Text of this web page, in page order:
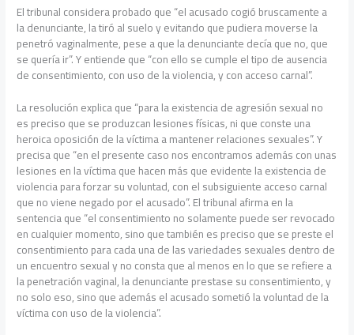
El tribunal considera probado que “el acusado cogió bruscamente a
la denunciante, la tiró al suelo y evitando que pudiera moverse la
penetró vaginalmente, pese a que la denunciante decía que no, que
se quería ir”. Y entiende que “con ello se cumple el tipo de ausencia
de consentimiento, con uso de la violencia, y con acceso carnal”.
La resolución explica que “para la existencia de agresión sexual no
es preciso que se produzcan lesiones físicas, ni que conste una
heroica oposición de la víctima a mantener relaciones sexuales”. Y
precisa que “en el presente caso nos encontramos además con unas
lesiones en la víctima que hacen más que evidente la existencia de
violencia para forzar su voluntad, con el subsiguiente acceso carnal
que no viene negado por el acusado”. El tribunal afirma en la
sentencia que “el consentimiento no solamente puede ser revocado
en cualquier momento, sino que también es preciso que se preste el
consentimiento para cada una de las variedades sexuales dentro de
un encuentro sexual y no consta que al menos en lo que se refiere a
la penetración vaginal, la denunciante prestase su consentimiento, y
no solo eso, sino que además el acusado sometió la voluntad de la
víctima con uso de la violencia”.